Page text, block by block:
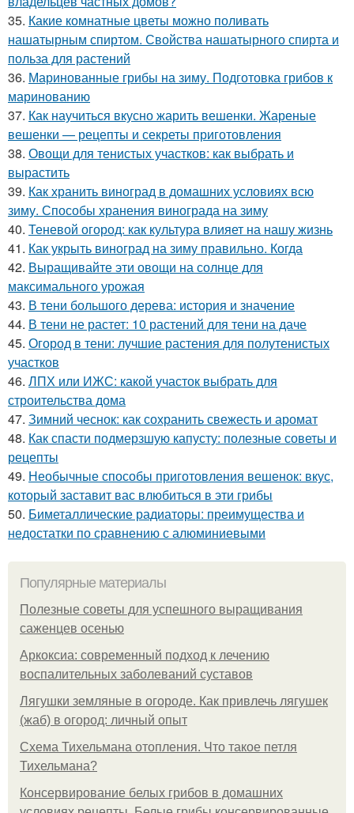
35. Какие комнатные цветы можно поливать
нашатырным спиртом. Свойства нашатырного спирта и
польза для растений
36. Маринованные грибы на зиму. Подготовка грибов к
маринованию
37. Как научиться вкусно жарить вешенки. Жареные
вешенки — рецепты и секреты приготовления
38. Овощи для тенистых участков: как выбрать и
вырастить
39. Как хранить виноград в домашних условиях всю
зиму. Способы хранения винограда на зиму
40. Теневой огород: как культура влияет на нашу жизнь
41. Как укрыть виноград на зиму правильно. Когда
42. Выращивайте эти овощи на солнце для
максимального урожая
43. В тени большого дерева: история и значение
44. В тени не растет: 10 растений для тени на даче
45. Огород в тени: лучшие растения для полутенистых
участков
46. ЛПХ или ИЖС: какой участок выбрать для
строительства дома
47. Зимний чеснок: как сохранить свежесть и аромат
48. Как спасти подмерзшую капусту: полезные советы и
рецепты
49. Необычные способы приготовления вешенок: вкус,
который заставит вас влюбиться в эти грибы
50. Биметаллические радиаторы: преимущества и
недостатки по сравнению с алюминиевыми
Популярные материалы
Полезные советы для успешного выращивания
саженцев осенью
Аркоксиа: современный подход к лечению
воспалительных заболеваний суставов
Лягушки земляные в огороде. Как привлечь лягушек
(жаб) в огород: личный опыт
Схема Тихельмана отопления. Что такое петля
Тихельмана?
Консервирование белых грибов в домашних